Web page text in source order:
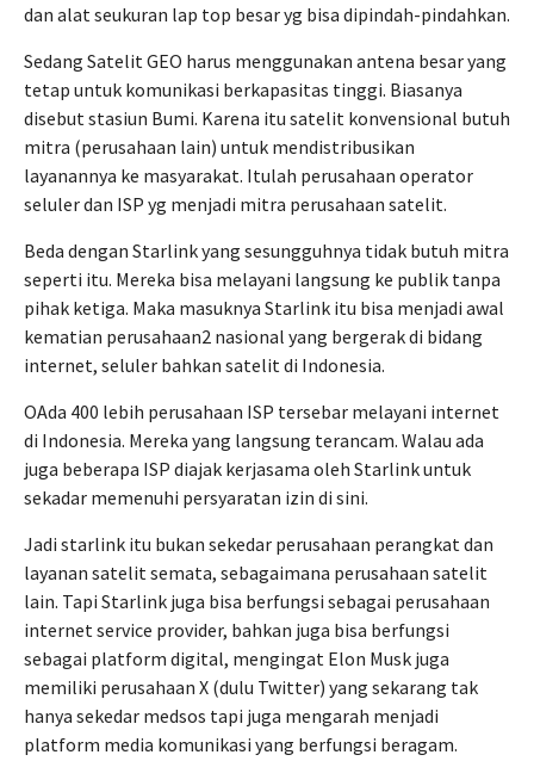
dan alat seukuran lap top besar yg bisa dipindah-pindahkan.
Sedang Satelit GEO harus menggunakan antena besar yang
tetap untuk komunikasi berkapasitas tinggi. Biasanya
disebut stasiun Bumi. Karena itu satelit konvensional butuh
mitra (perusahaan lain) untuk mendistribusikan
layanannya ke masyarakat. Itulah perusahaan operator
seluler dan ISP yg menjadi mitra perusahaan satelit.
Beda dengan Starlink yang sesungguhnya tidak butuh mitra
seperti itu. Mereka bisa melayani langsung ke publik tanpa
pihak ketiga. Maka masuknya Starlink itu bisa menjadi awal
kematian perusahaan2 nasional yang bergerak di bidang
internet, seluler bahkan satelit di Indonesia.
OAda 400 lebih perusahaan ISP tersebar melayani internet
di Indonesia. Mereka yang langsung terancam. Walau ada
juga beberapa ISP diajak kerjasama oleh Starlink untuk
sekadar memenuhi persyaratan izin di sini.
Jadi starlink itu bukan sekedar perusahaan perangkat dan
layanan satelit semata, sebagaimana perusahaan satelit
lain. Tapi Starlink juga bisa berfungsi sebagai perusahaan
internet service provider, bahkan juga bisa berfungsi
sebagai platform digital, mengingat Elon Musk juga
memiliki perusahaan X (dulu Twitter) yang sekarang tak
hanya sekedar medsos tapi juga mengarah menjadi
platform media komunikasi yang berfungsi beragam.